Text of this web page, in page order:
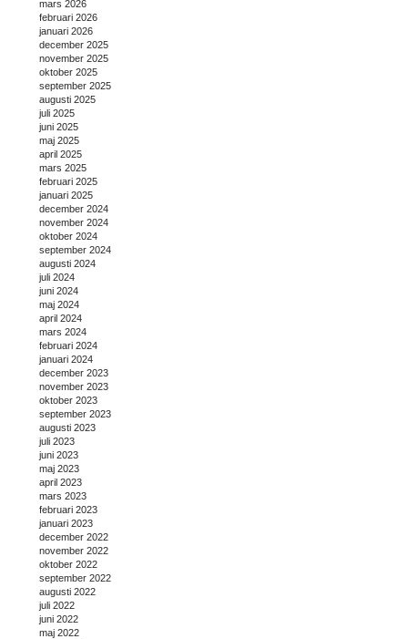
mars 2026
februari 2026
januari 2026
december 2025
november 2025
oktober 2025
september 2025
augusti 2025
juli 2025
juni 2025
maj 2025
april 2025
mars 2025
februari 2025
januari 2025
december 2024
november 2024
oktober 2024
september 2024
augusti 2024
juli 2024
juni 2024
maj 2024
april 2024
mars 2024
februari 2024
januari 2024
december 2023
november 2023
oktober 2023
september 2023
augusti 2023
juli 2023
juni 2023
maj 2023
april 2023
mars 2023
februari 2023
januari 2023
december 2022
november 2022
oktober 2022
september 2022
augusti 2022
juli 2022
juni 2022
maj 2022